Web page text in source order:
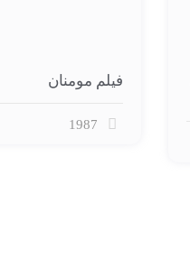
فیلم مومنان
1987